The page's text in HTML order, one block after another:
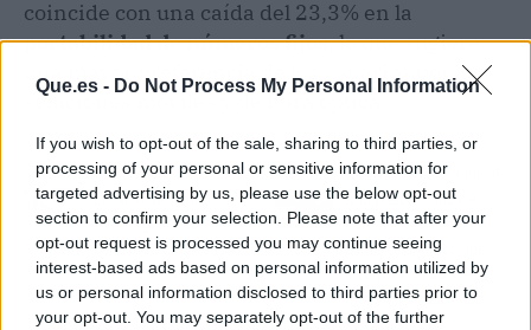
Que.es - Do Not Process My Personal Information
If you wish to opt-out of the sale, sharing to third parties, or
processing of your personal or sensitive information for
targeted advertising by us, please use the below opt-out
section to confirm your selection. Please note that after your
opt-out request is processed you may continue seeing
interest-based ads based on personal information utilized by
us or personal information disclosed to third parties prior to
your opt-out. You may separately opt-out of the further
coincide con una caída del 23,3% en la
portabilidad de números fijos, lo que sugiere
una mayor preferencia de los usuarios por las
soluciones móviles y de fibra óptica.
Artículo anterior
El canal del 'rent a car'
cierra agosto con una
caída de 32,75% en las
matriculaciones
Artículo siguiente
Bridgestone lanza el
Potenza Sport A, el
primer neumático que
incorpora un 55% de
materiales reciclados